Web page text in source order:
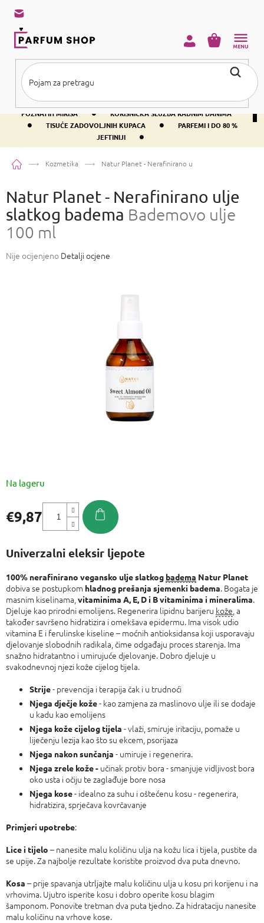
sadržaj
BESPLATNA DOSTAVA IZNAD PRIBLIŽNO 37 € •
400+ SVJETSKI
POZNATIH MIRISA
• KORISNIČKA SLUŽBA RADNIM DANIMA
• TISUĆE ZADOVOLJNIH KUPACA •
PARFEMI I DO 80 %
JEFTINIJI
•
KOŠARICA
PočetnaKozmetika Natur Planet - Nerafinirano ulje slatkog badema
Natur Planet - Nerafinirano ulje
slatkog badema Bademovo ulje
100 ml
Prosječna
Nije ocijenjeno Detalji ocjene
€9,87
Na lageru
Univerzalni eleksir ljepote
100% nerafinirano vegansko ulje slatkog badema Natur Planet
dobiva se postupkom hladnog prešanja sjemenki badema. Bogata je
masnim kiselinama, vitaminima A, E, D i B vitaminima i mineralima.
Djeluje kao prirodni emolijens. Regenerira lipidnu barijeru kože , a
također savršeno hidratizira i omekšava epidermu. Ima visok udio
vitamina E i ferulinske kiseline – moćnih antioksidansa koji usporavaju
djelovanje slobodnih radikala, čime odgađaju proces starenja. Ima
snažno hidratantno i umirujuće djelovanje. Dobro djeluje u
svakodnevnoj njezi kože cijelog tijela.
Strije- prevencija i terapija čak i u trudnoći
Njega dječje kože- kao zamjena za maslinovo ulje ili se dodaje
u kadu kao emolijens
Njega kože cijelog tijela - vlaži, smiruje iritaciju, pomaže u
liječenju lezija kao što su ekcem, psorijaza
Njega nakon sunčanja - umiruje i regenerira.
Njega zrele kože - učinak protiv bora - smanjuje vidljivost bora
oko usta i očiju te zaglađuje bore nosa
Njega kose- idealno za suhu i oštećenu kosu - regenerira,
hidratizira, sprječava kovrčavanje
Primjeri upotrebe:
Lice i tijelo – nanesite malu količinu ulja na kožu lica i tijela, pustite da
se upije. Za najbolje rezultate koristite proizvod dva puta dnevno.
Kosa – prije spavanja utrljajte malu količinu ulja u kosu pri korijenu i na
vrhovima. Ujutro isperite kosu i dobro operite kosu blagim
šamponom. Ponovite tretman dva puta tjedno. Za hidrataciju nanesite
malu količinu na vrhove kose.